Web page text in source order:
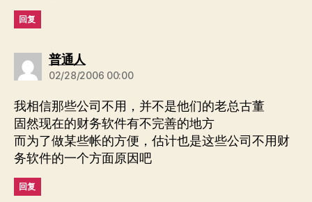
回复
普通人
02/28/2006 00:00
我相信那些公司不用，并不是他们的老总古董
固然现在的财务软件有不完善的地方
而为了做某些帐的方便，估计也是这些公司不用财
务软件的一个方面原因吧
回复